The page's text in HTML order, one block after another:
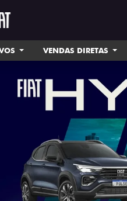
VENDAS DIRETAS